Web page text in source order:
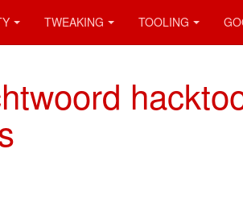
TWEAKING TOOLING